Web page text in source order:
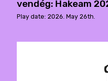
vendég: Hakeam
Play date: 2026. May 26th.